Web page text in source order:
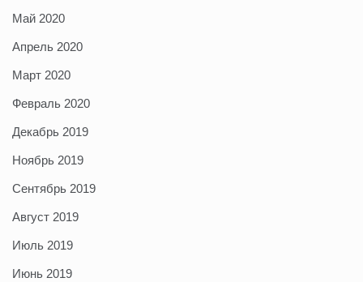
Май 2020
Апрель 2020
Март 2020
Февраль 2020
Декабрь 2019
Ноябрь 2019
Сентябрь 2019
Август 2019
Июль 2019
Июнь 2019